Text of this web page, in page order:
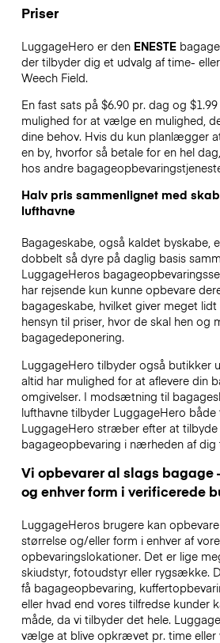
Priser
LuggageHero er den ENESTE
der tilbyder dig et udvalg af time-
Weech Field.
En fast sats på $6.90 pr. dag og
mulighed for at vælge en mulighed,
dine behov. Hvis du kun planlægger
en by, hvorfor så betale for en hel
hos andre
Halv pris sammenlignet med
lufthavne
Bagageskabe, også kaldet byskabe,
dobbelt så dyre på daglig basis
LuggageHeros
har rejsende kun kunne opbevare
bagageskabe, hvilket giver meget
hensyn til priser, hvor de skal hen og
bagagedeponering.
LuggageHero tilbyder også butikker
altid har mulighed for at aflevere din
omgivelser. I modsætning til
lufthavne tilbyder LuggageHero
LuggageHero stræber efter at tilbyde
bagageopbevaring i nærheden af dig
Vi opbevarer al slags bagage
og enhver form i verificerede
LuggageHeros brugere kan
størrelse og/eller form i enhver af
opbevaringslokationer. Det er lige
skiudstyr, fotoudstyr eller rygsække.
få bagageopbevaring,
eller hvad end vores tilfredse kunder
måde, da vi tilbyder det hele.
vælge at blive opkrævet pr. time